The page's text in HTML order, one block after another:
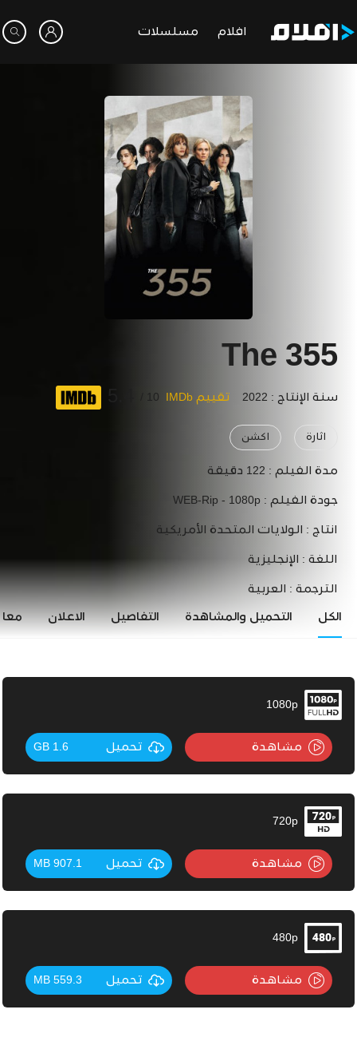
افلام مسلسلات
The 355
سنة الإنتاج : 2022 تقييم IMDb 10 /
اثارة اكشن
مدة الفيلم : 122 دقيقة
جودة الفيلم : WEB-Rip - 1080p
انتاج : الولايات المتحدة الأمريكية
اللغة : الإنجليزية
الترجمة : العربية
الكل التحميل والمشاهدة التفاصيل الاعلان
1080p
مشاهدة تحميل 1.6 GB
720p
مشاهدة تحميل 907.1 MB
480p
مشاهدة تحميل 559.3 MB